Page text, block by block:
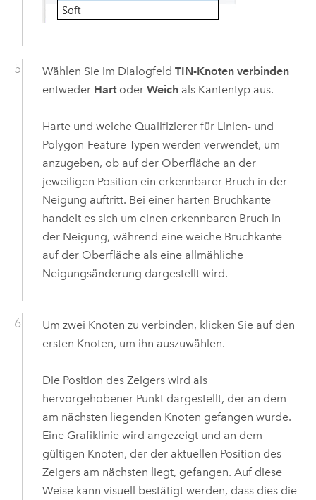
Wählen Sie im Dialogfeld TIN-Knoten verbinden
entweder Hartoder Weichals Kantentyp aus.
Harte und weiche Qualifizierer für Linien- und
Polygon-Feature-Typen werden verwendet, um
anzugeben, ob auf der Oberfläche an der
jeweiligen Position ein erkennbarer Bruch in der
Neigung auftritt. Bei einer harten Bruchkante
handelt es sich um einen erkennbaren Bruch in
der Neigung, während eine weiche Bruchkante
auf der Oberfläche als eine allmähliche
Neigungsänderung dargestellt wird.
Um zwei Knoten zu verbinden, klicken Sie auf den
ersten Knoten, um ihn auszuwählen.
Die Position des Zeigers wird als
hervorgehobener Punkt dargestellt, der an dem
am nächsten liegenden Knoten gefangen wurde.
Eine Grafiklinie wird angezeigt und an dem
gültigen Knoten, der der aktuellen Position des
Zeigers am nächsten liegt, gefangen. Auf diese
Weise kann visuell bestätigt werden, dass dies die